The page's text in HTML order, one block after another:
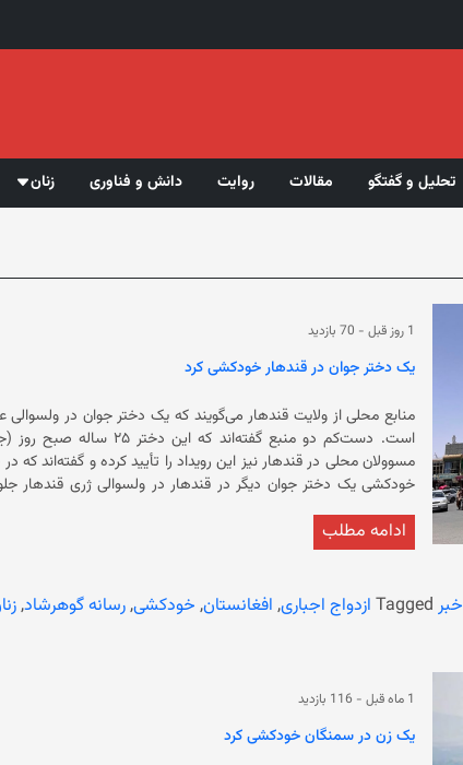
تحلیل و گفتگو مقالات روایت دانش و فناوری زنان
1 روز قبل - 70 بازدید
یک دختر جوان در قندهار خودکشی کرد
منابع محلی از ولایت قندهار می‌‌گویند که یک دختر جوان در
وضع محدودیت‌های گسترده علیه زنان، آنان را در معرض خطر خودکشی
ادامه مطلب
خبر Tagged ازدواج اجباری, افغانستان, خودکشی,رسانه گوهرشاد,
1 ماه قبل - 116 بازدید
یک زن در سمنگان خودکشی کرد